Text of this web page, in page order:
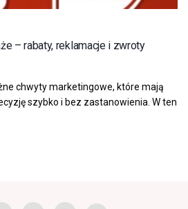
– rabaty, reklamacje i zwroty
chwyty marketingowe, które mają
szybko i bez zastanowienia. W ten